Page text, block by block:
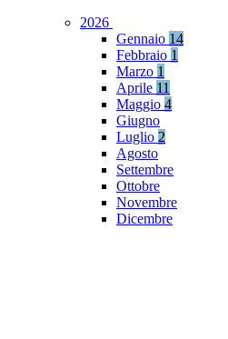
2026
Gennaio 14
Febbraio 1
Marzo 1
Aprile 11
Maggio 4
Giugno
Luglio 2
Agosto
Settembre
Ottobre
Novembre
Dicembre